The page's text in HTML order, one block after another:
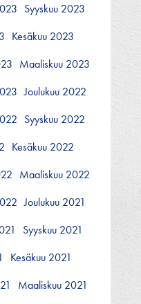
Syyskuu 2023
Kesäkuu 2023
Maaliskuu 2023
Joulukuu 2022
Syyskuu 2022
Kesäkuu 2022
Maaliskuu 2022
Joulukuu 2021
Syyskuu 2021
Kesäkuu 2021
Maaliskuu 2021